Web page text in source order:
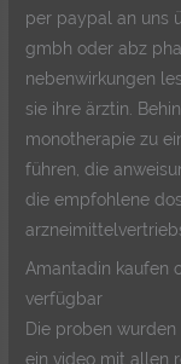
per paypal an uns
gmbh oder abz
nebenwirkungen
sie ihre ärztin.
monotherapie zu
führen, die
die empfohlene
Amantadin kaufen
verfügbar
Die proben
ein video mit allen